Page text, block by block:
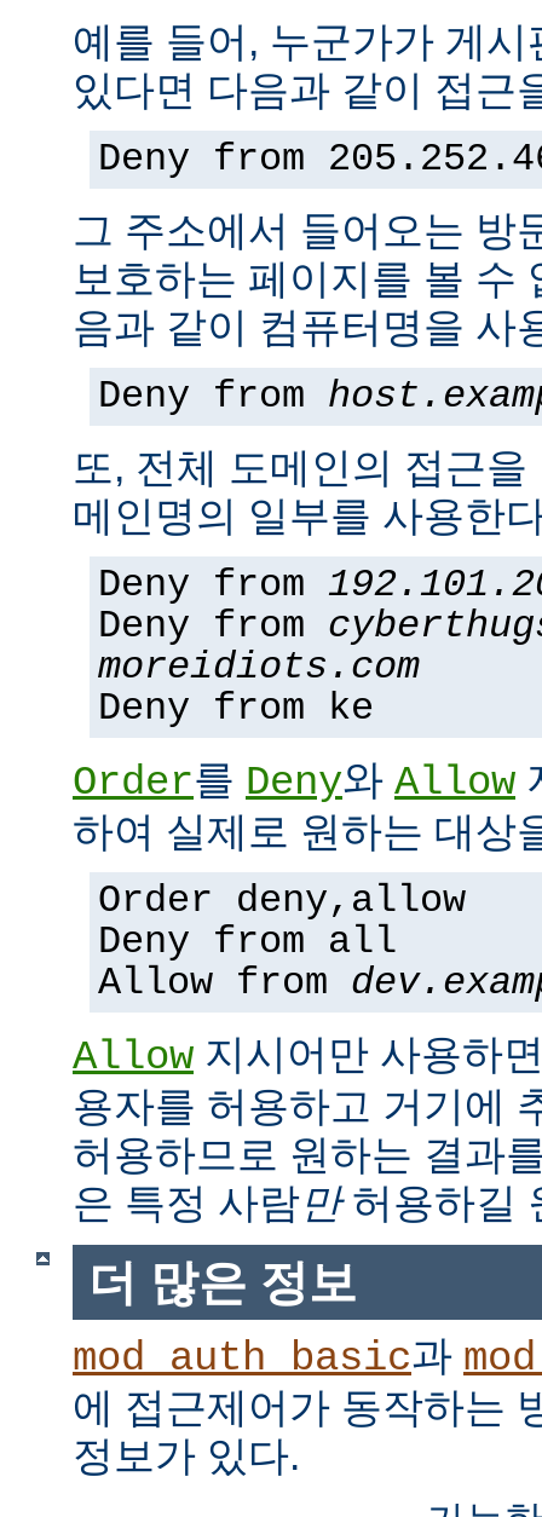
예를 들어, 누군가가 게
있다면 다음과 같이 접근
Deny from
그 주소에서 들어오는 방
보호하는 페이지를 볼 수
음과 같이 컴퓨터명을 사
Deny from
또, 전체 도메인의 접근
메인명의 일부를 사용한
Deny from
Deny from
moreidiots.com
Deny from ke
Order를 Deny와 Allow
하여 실제로 원하는 대상
Order deny,allow
Deny from all
Allow from
Allow 지시어만 사용하
용자를 허용하고 거기에
허용하므로 원하는 결과
은 특정 사람만허용하길
더 많은 정보
mod_auth_basic과
에 접근제어가 동작하는
정보가 있다.